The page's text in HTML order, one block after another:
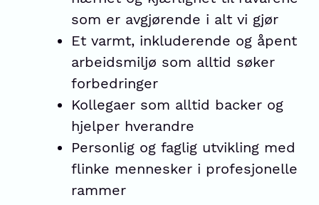
som er avgjørende i alt vi gjør
Et varmt, inkluderende og åpent
arbeidsmiljø som alltid søker
forbedringer
Kollegaer som alltid backer og
hjelper hverandre
Personlig og faglig utvikling med
flinke mennesker i profesjonelle
rammer